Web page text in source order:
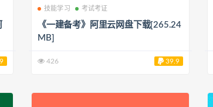
技能学习 考试考证
《一建备考》阿里云网盘下载[265.24
MB]
426 39.9